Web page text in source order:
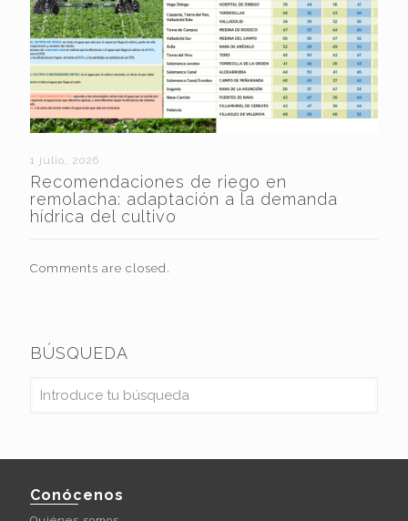
1 julio, 2026
Recomendaciones de riego en
remolacha: adaptación a la demanda
hídrica del cultivo
Comments are closed.
BÚSQUEDA
Conócenos